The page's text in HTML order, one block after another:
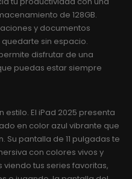
de 128GB.
y documentos
sin espacio.
disfrutar de una
puedas estar siempre
El iPad 2025 presenta
en color azul vibrante que
pantalla de 11 pulgadas te
con colores vivos y
viendo tus series favoritas,